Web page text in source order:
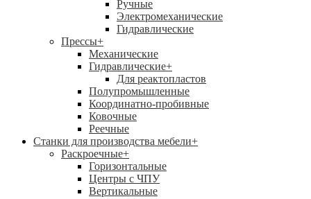
Ручные
Электромеханические
Гидравлические
Прессы+
Механические
Гидравлические+
Для реактопластов
Полупромышленные
Координатно-пробивные
Ковочные
Реечные
Станки для производства мебели+
Раскроечные+
Горизонтальные
Центры с ЧПУ
Вертикальные